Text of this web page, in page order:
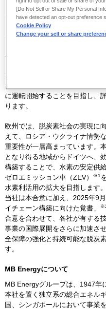
川崎重工は、 MB Energy
よびDaimler Truck AG
ルク港を経由した欧州向け液化
JDA
本合意に基づき、
社はそれぞ
経済性と信頼性を備えた液化水
に運転開始することを目指し、
ります。
欧州では、脱炭素社会の実現に
えて、ロシア・ウクライナ情勢
重要性が一層高まっています。
となり得る地域からドイツへ、
構築することで、水素の安定供
ゼロエミッション車（ZEV） ※1
水素利活用の拡大を目指します。
当社は本合意に加え、 2025年9
イチェーン構築に向けた覚書」
合意を合わせて、各社が有する
事業の国際展開をさらに加速さ
全保障の強化と持続可能な脱炭
す。
MB Energyについて
MB Energyグループは、 1947年
本社を置く独立系の総合エネル
国、シンガポールにおいて事業
[Do Not Sell or Share My Personal
have detected an opt-out preference
Cookie Policy
Change your sell or share